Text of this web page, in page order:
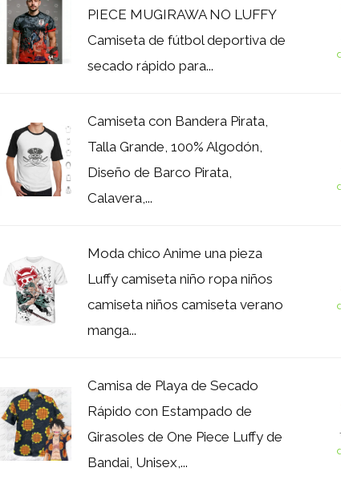
PIECE MUGIRAWA NO LUFFY
Camiseta de fútbol deportiva de
secado rápido para...
Camiseta con Bandera Pirata,
Talla Grande, 100% Algodón,
Diseño de Barco Pirata,
Calavera,...
Moda chico Anime una pieza
Luffy camiseta niño ropa niños
camiseta niños camiseta verano
manga...
Camisa de Playa de Secado
Rápido con Estampado de
Girasoles de One Piece Luffy de
Bandai, Unisex,...